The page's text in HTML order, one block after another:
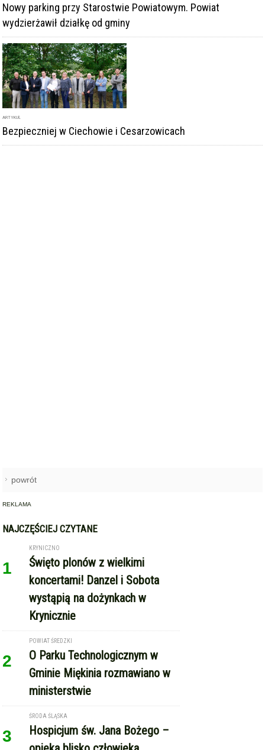
Nowy parking przy Starostwie Powiatowym. Powiat
wydzierżawił działkę od gminy
ARTYKUŁ
Bezpieczniej w Ciechowie i Cesarzowicach
powrót
REKLAMA
NAJCZĘŚCIEJ CZYTANE
1
KRYNICZNO
Święto plonów z wielkimi
koncertami! Danzel i Sobota
wystąpią na dożynkach w
Krynicznie
2
POWIAT ŚREDZKI
O Parku Technologicznym w
Gminie Miękinia rozmawiano w
ministerstwie
3
ŚRODA ŚLĄSKA
Hospicjum św. Jana Bożego –